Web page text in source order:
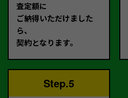
査定額に
ご納得いただけました
ら、
契約となります。
Step.5